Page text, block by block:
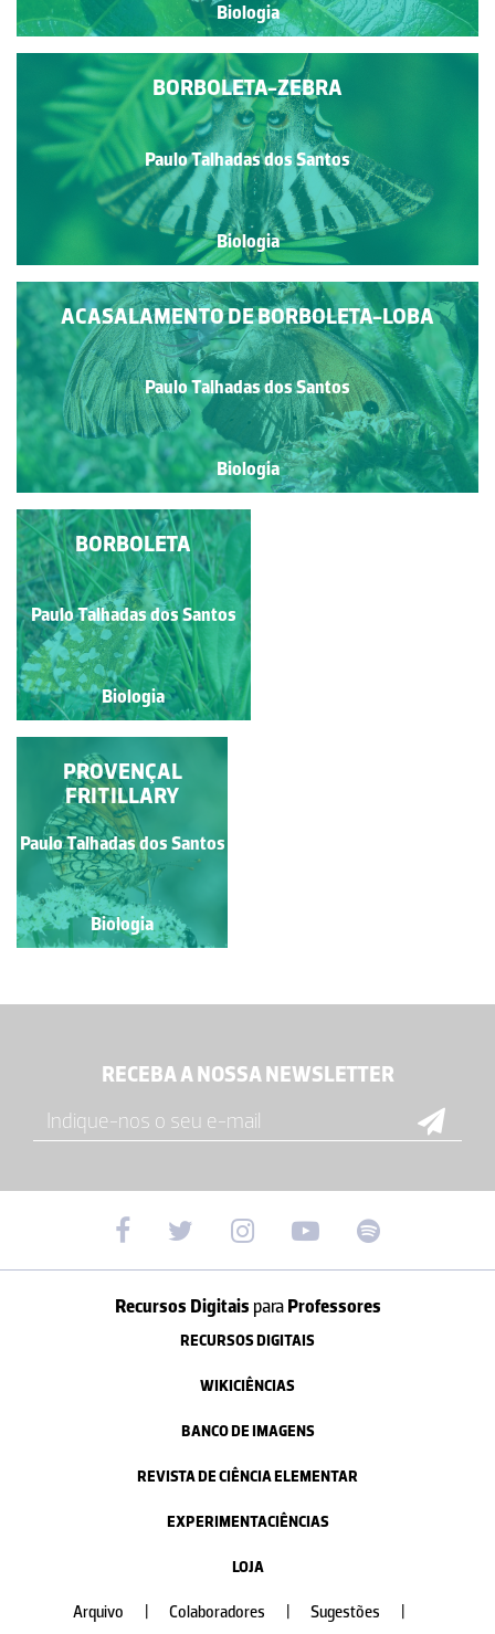
Biologia
BORBOLETA-ZEBRA
Paulo Talhadas dos Santos
Biologia
ACASALAMENTO DE BORBOLETA-LOBA
Paulo Talhadas dos Santos
Biologia
CINZENTINHA
Paulo Talhadas dos Santos
Biologia
BORBOLETA
Paulo Talhadas dos Santos
Biologia
BORBOLETA-DO-
PILRITEIRO
Paulo Talhadas dos Santos
Biologia
PROVENÇAL
FRITILLARY
Paulo Talhadas dos Santos
Biologia
RECEBA A NOSSA NEWSLETTER
Recursos Digitais paraProfessores
RECURSOS DIGITAIS
WIKICIÊNCIAS
BANCO DE IMAGENS
REVISTA DE CIÊNCIA ELEMENTAR
EXPERIMENTACIÊNCIAS
LOJA
Arquivo Colaboradores Sugestões